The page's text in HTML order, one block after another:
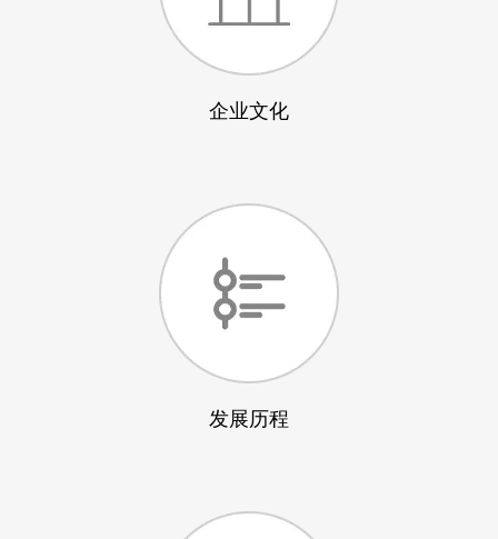
企业文化
发展历程